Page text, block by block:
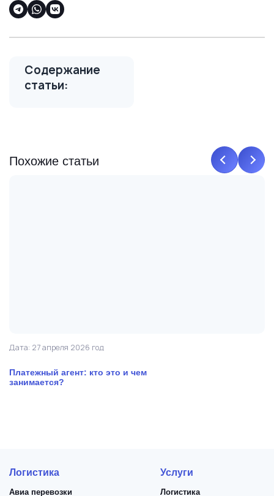
Содержание
статьи:
Дата: 27 апреля 2026 год
Платежный агент: кто это и чем
занимается?
Похожие статьи
Логистика
Авиа перевозки
Услуги
Логистика